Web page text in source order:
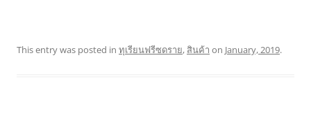
This entry was posted in ทุเรียนฟรีซดราย, สินค้า on January, 2019.